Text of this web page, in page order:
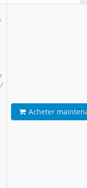
Acheter